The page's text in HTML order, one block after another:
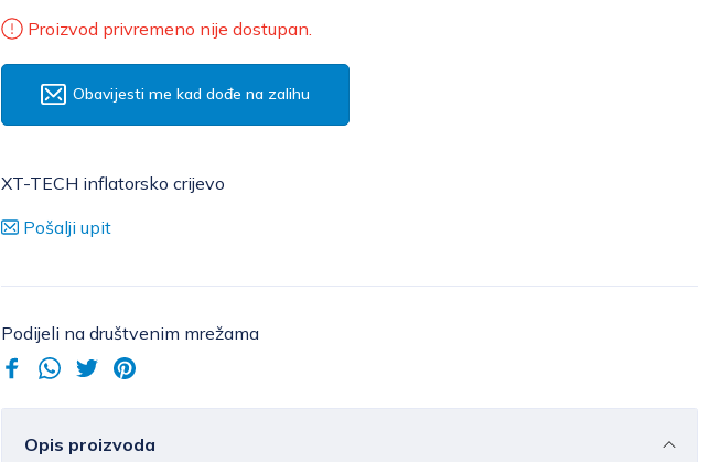
Proizvod privremeno nije dostupan.
Obavijesti me kad dođe na zalihu
XT-TECH inflatorsko crijevo
Pošalji upit
Podijeli na društvenim mrežama
Opis proizvoda